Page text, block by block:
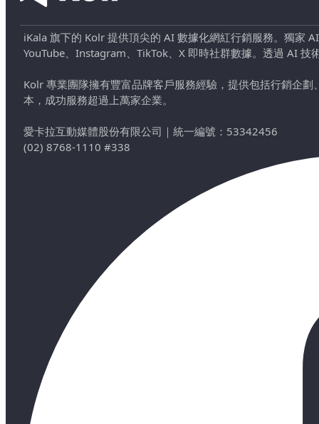
iKala 旗下的 Kolr 提供頂尖的 AI 數據化網紅行銷服務。獨家
YouTube、Instagram、TikTok、X 即時社群數據。透過 AI
Kolr 專業團隊擁有豐富品牌客戶服務經驗，提供包括行銷企
本，成功服務超過上萬家企業。
愛卡拉互動媒體股份有限公司 ｜ 統一編號：53342456
(02) 8768-1110 #338